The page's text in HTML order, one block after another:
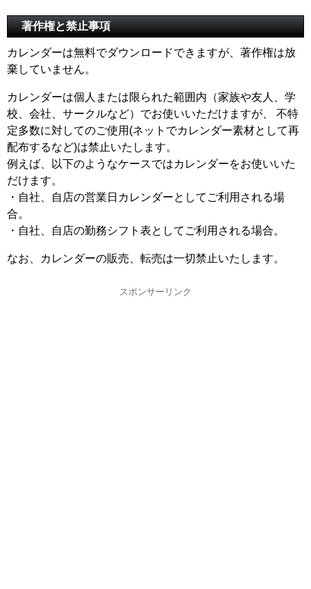
著作権と禁止事項
カレンダーは無料でダウンロードできますが、著作権は放
棄していません。
カレンダーは個人または限られた範囲内（家族や友人、学
校、会社、サークルなど）でお使いいただけますが、 不特
定多数に対してのご使用(ネットでカレンダー素材として再
配布するなど)は禁止いたします。
例えば、以下のようなケースではカレンダーをお使いいた
だけます。
・自社、自店の営業日カレンダーとしてご利用される場
合。
・自社、自店の勤務シフト表としてご利用される場合。
なお、カレンダーの販売、転売は一切禁止いたします。
スポンサーリンク